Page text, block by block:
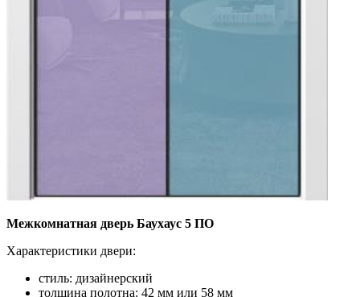
Межкомнатная дверь Баухаус 5 ПО
Характеристики двери:
стиль: дизайнерский
толщина полотна: 42 мм или 58 мм